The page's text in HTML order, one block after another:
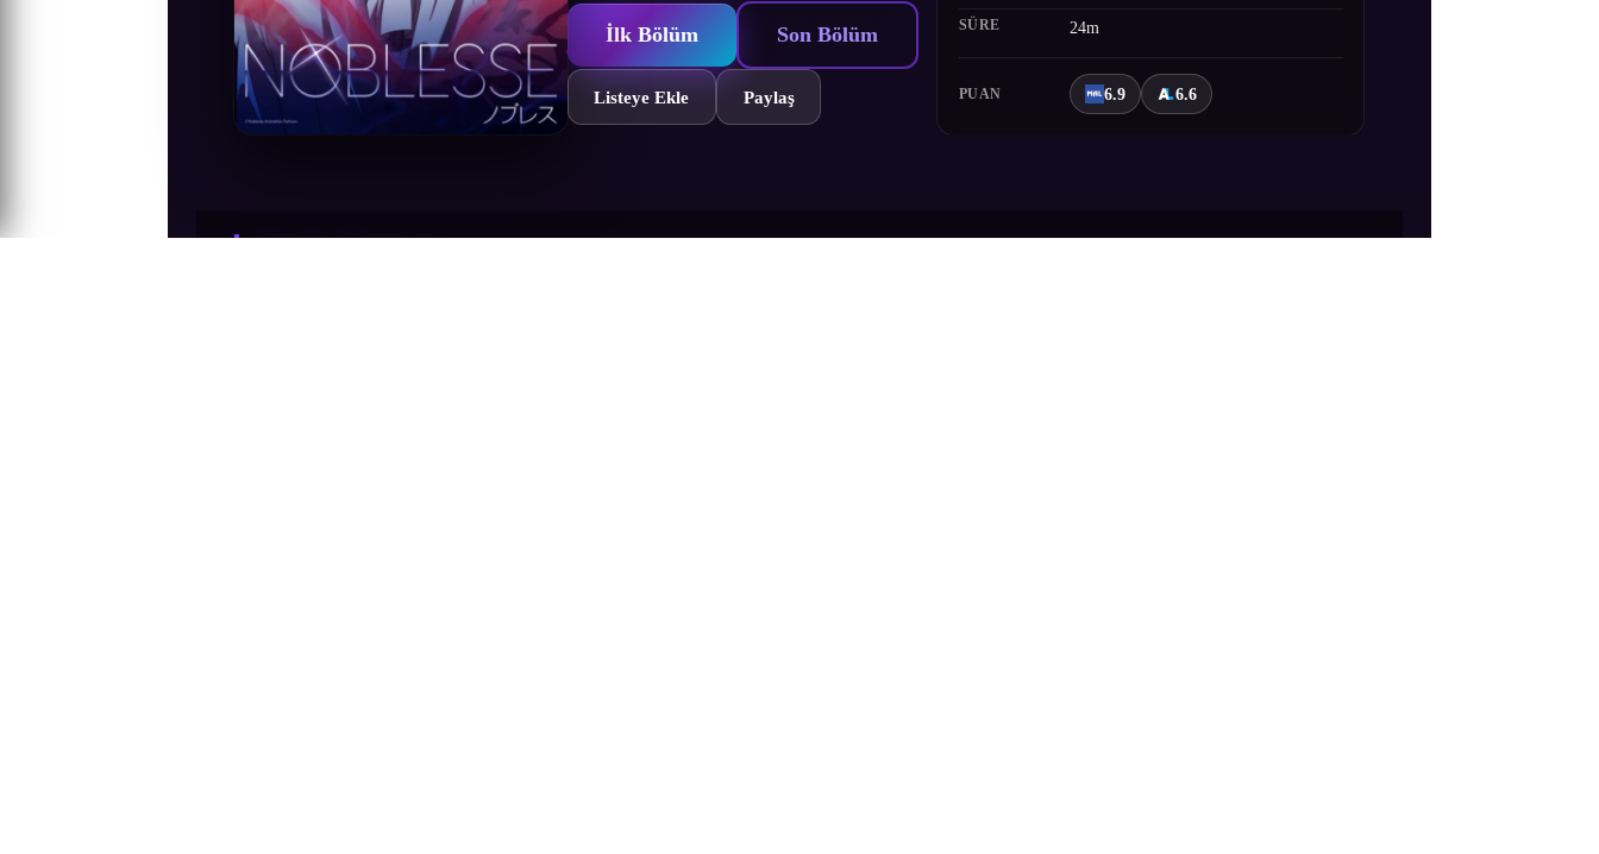
İlk Bölüm Son Bölüm
Listeye Ekle Paylaş
SÜRE 24m
PUAN 6.9 6.6